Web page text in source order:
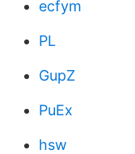
ecfym
PL
GupZ
PuEx
hsw